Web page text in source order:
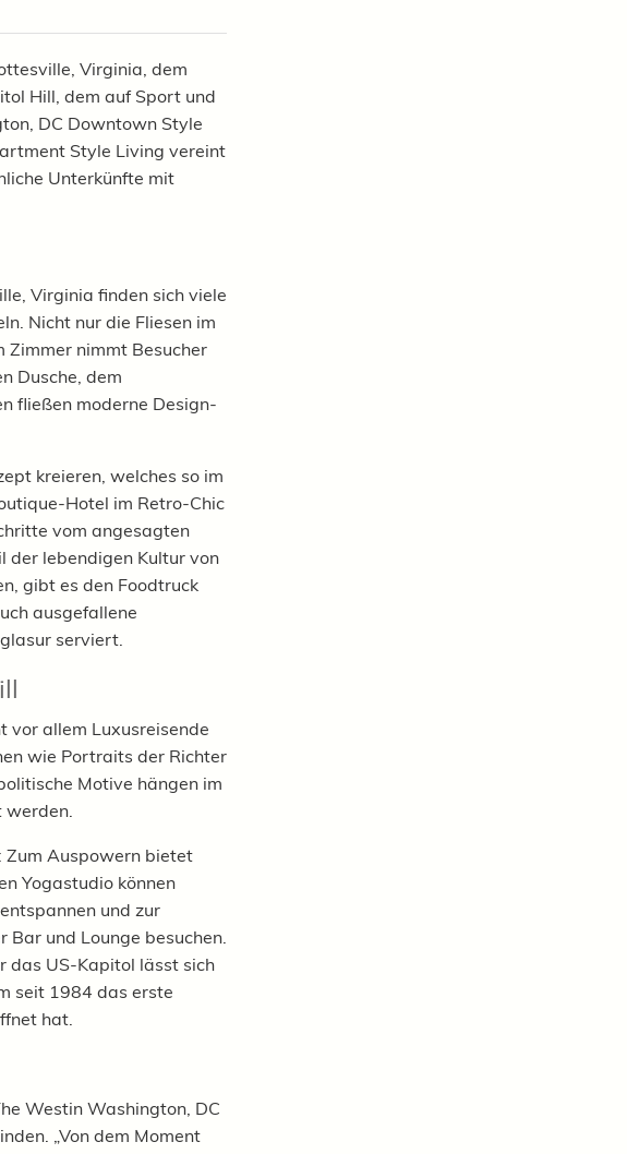
Virginia, dem
Hill, dem auf Sport und
DC Downtown Style
Style Living vereint
Unterkünfte mit
Virginia finden sich viele
Nicht nur die Fliesen im
Zimmer nimmt Besucher
Dusche, dem
fließen moderne Design-
kreieren, welches so im
Hotel im Retro-Chic
vom angesagten
der lebendigen Kultur von
gibt es den Foodtruck
ausgefallene
serviert.
vor allem Luxusreisende
wie Portraits der Richter
Motive hängen im
werden.
Zum Auspowern bietet
Yogastudio können
und zur
Bar und Lounge besuchen.
das US-Kapitol lässt sich
seit 1984 das erste
hat.
Westin Washington, DC
„Von dem Moment